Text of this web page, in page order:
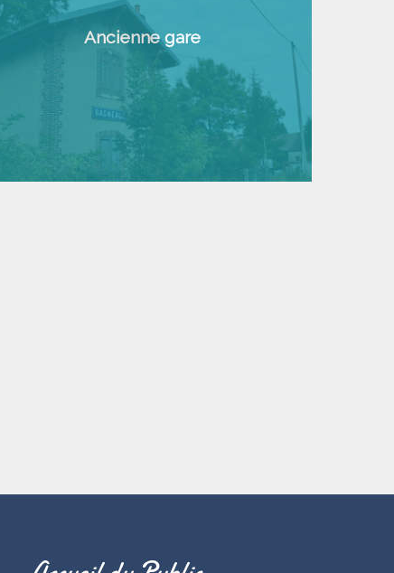
Ancienne gare